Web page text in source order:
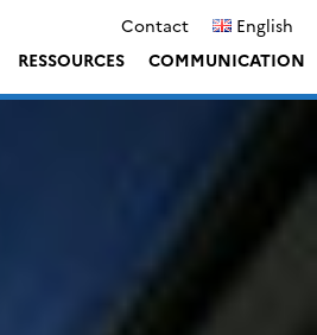
Contact
English
RESSOURCES COMMUNICATION